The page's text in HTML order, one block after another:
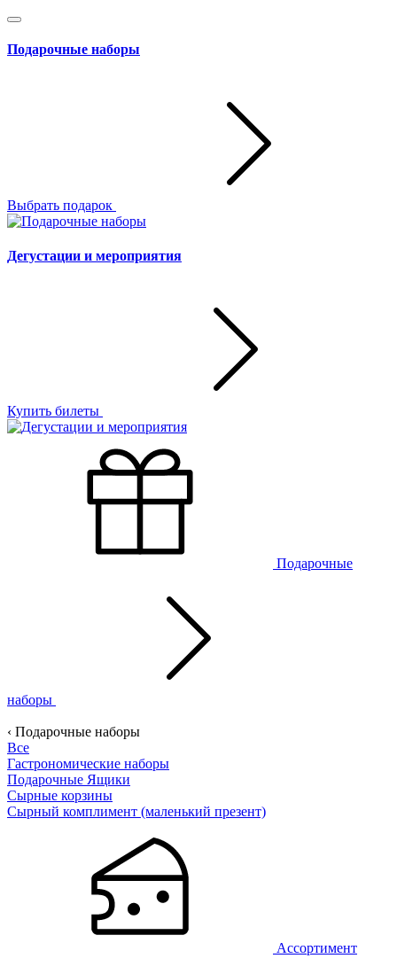
Подарочные наборы
Выбрать подарок
Дегустации и мероприятия
Купить билеты
Подарочные
наборы
‹ Подарочные наборы
Все
Гастрономические наборы
Подарочные Ящики
Сырные корзины
Сырный комплимент (маленький презент)
Ассортимент